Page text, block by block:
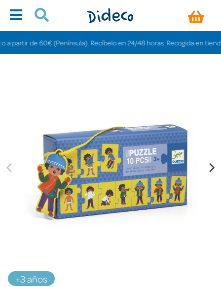
de 60€ (Península). Recíbelo en 24/48 horas. Recogida en tiendas
+3 años